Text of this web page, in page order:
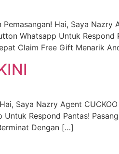
Hai, Saya Nazry
Whatsapp Untuk Respond
Claim Free Gift Menarik
Saya Nazry Agent
Respond Pantas!
Dengan […]